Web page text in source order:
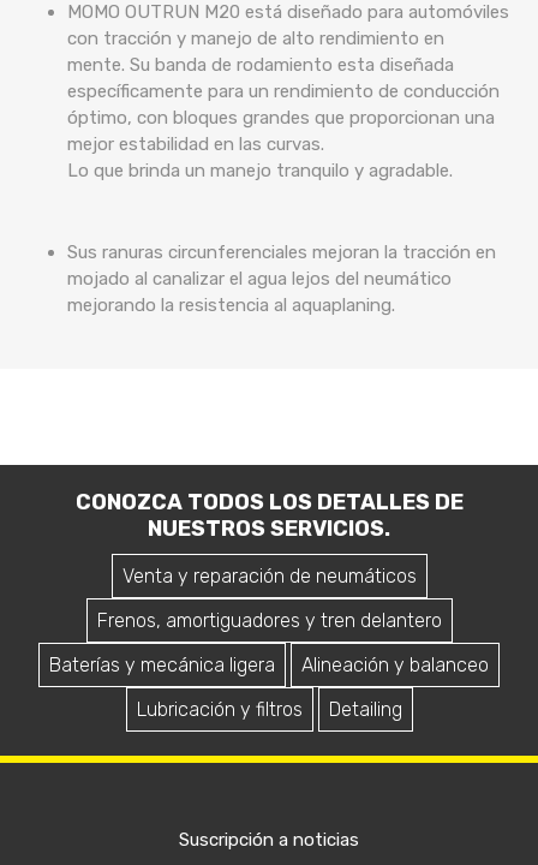
MOMO OUTRUN M20 está diseñado para automóviles
con tracción y manejo de alto rendimiento en
mente. Su banda de rodamiento esta diseñada
específicamente para un rendimiento de conducción
óptimo, con bloques grandes que proporcionan una
mejor estabilidad en las curvas.
Lo que brinda un manejo tranquilo y agradable.
Sus ranuras circunferenciales mejoran la tracción en
mojado al canalizar el agua lejos del neumático
mejorando la resistencia al aquaplaning.
CONOZCA TODOS LOS DETALLES DE
NUESTROS SERVICIOS.
Venta y reparación de neumáticos
Frenos, amortiguadores y tren delantero
Baterías y mecánica ligera
Alineación y balanceo
Lubricación y filtros
Detailing
Suscripción a noticias